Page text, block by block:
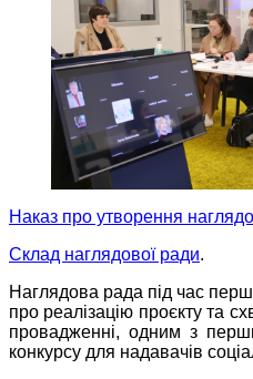
Наказ про утворення
Склад наглядової ради.
Наглядова рада під час
про реалізацію проєкту та
провадженні, одним з
конкурсу для надавачів